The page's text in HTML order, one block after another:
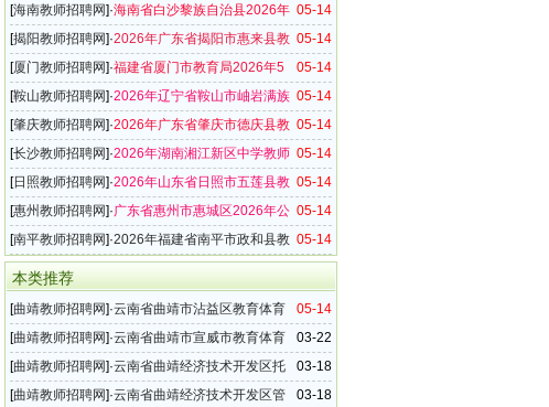
师招聘10名通告（江西师范大学专场）
05-14
[海南教师招聘网]·海南省白沙黎族自治县2026年
中学教师招聘29名公告
05-14
[揭阳教师招聘网]·2026年广东省揭阳市惠来县教
育系统教师招聘104名公告
05-14
[厦门教师招聘网]·福建省厦门市教育局2026年5
月教师招聘公告
05-14
[鞍山教师招聘网]·2026年辽宁省鞍山市岫岩满族
自治县事业单位教师招聘18名公告
05-14
[肇庆教师招聘网]·2026年广东省肇庆市德庆县教
育局教师招聘31名公告（第二场）
05-14
[长沙教师招聘网]·2026年湖南湘江新区中学教师
招聘350名公告
05-14
[日照教师招聘网]·2026年山东省日照市五莲县教
体系统教师招聘27名公告
05-14
[惠州教师招聘网]·广东省惠州市惠城区2026年公
办义务教育学校编内教师招聘50名公告
05-14
[南平教师招聘网]·2026年福建省南平市政和县教
师招聘11名公告(二)
本类推荐
05-14
[曲靖教师招聘网]·云南省曲靖市沾益区教育体育
系统所属部分学校2026年第三次教师招聘公告
03-22
[曲靖教师招聘网]·云南省曲靖市宣威市教育体育
局所属部分学校2026年第二次教师招聘23名公告
03-18
[曲靖教师招聘网]·云南省曲靖经济技术开发区托
管学校2026年第二次教师招聘公告
03-18
[曲靖教师招聘网]·云南省曲靖经济技术开发区管